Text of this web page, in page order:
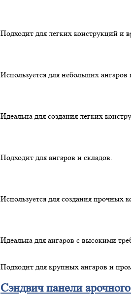
Подходит для легких конструкций и
Используется для небольших
Идеальна для создания легких
Подходит для ангаров и складов.
Используется для создания прочных
Идеальна для ангаров с высокими
Подходит для крупных ангаров и
Сэндвичпанели